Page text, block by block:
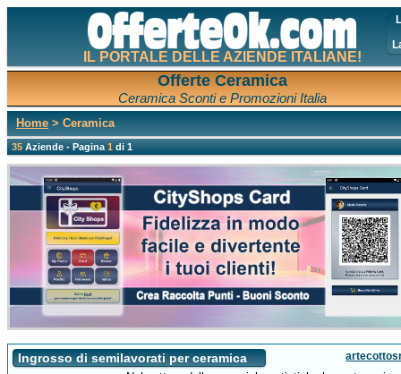
IL PORTALE DELLE AZIENDE ITALIANE!
Offerte Ceramica
Ceramica Sconti e Promozioni Italia
Home > Ceramica
35Aziende - Pagina1di 1
Ingrosso di semilavorati per ceramica